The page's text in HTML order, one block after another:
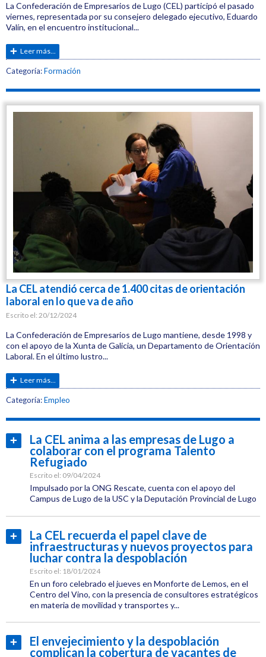
La Confederación de Empresarios de Lugo (CEL) participó el pasado
viernes, representada por su consejero delegado ejecutivo, Eduardo
Valín, en el encuentro institucional...
Leer más...
Categoría:Formación
Etiquetas:
Formación
La CEL atendió cerca de 1.400 citas de orientación
laboral en lo que va de año
Escrito el: 20/12/2024
La Confederación de Empresarios de Lugo mantiene, desde 1998 y
con el apoyo de la Xunta de Galicia, un Departamento de Orientación
Laboral. En el último lustro...
Leer más...
Categoría:Empleo
Etiquetas:
EmpleoLa CEL anima a las empresas de Lugo a
colaborar con el programa Talento
Refugiado
Escrito el: 09/04/2024
Impulsado por la ONG Rescate, cuenta con el apoyo del
Campus de Lugo de la USC y la Deputación Provincial de Lugo
más...
CEL
Institucional
Etiquetas:
Empleo
La CEL recuerda el papel clave de
infraestructuras y nuevos proyectos para
luchar contra la despoblación
Escrito el: 18/01/2024
En un foro celebrado el jueves en Monforte de Lemos, en el
Centro del Vino, con la presencia de consultores estratégicos
en materia de movilidad y transportes y...
más...
CEL
Institucional
El envejecimiento y la despoblación
complican la cobertura de vacantes de
Leer
más...